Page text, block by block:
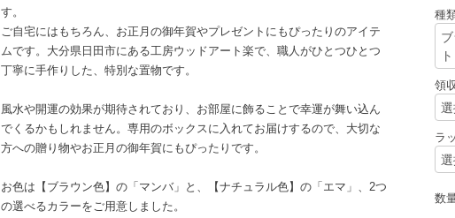
す。
ご自宅にはもちろん、お正月の御年賀やプレゼントにもぴったりのアイテ
ムです。大分県日田市にある工房ウッドアート楽で、職人がひとつひとつ
丁寧に手作りした、特別な置物です。
風水や開運の効果が期待されており、お部屋に飾ることで幸運が舞い込ん
でくるかもしれません。専用のボックスに入れてお届けするので、大切な
方への贈り物やお正月の御年賀にもぴったりです。
お色は【ブラウン色】の「マンバ」と、【ナチュラル色】の「エマ」、2つ
の選べるカラーをご用意しました。
種
領
ラ
数